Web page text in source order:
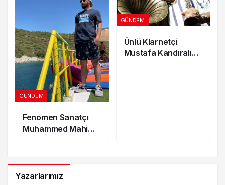
GÜNDEM
Fenomen Sanatçı
Muhammed Mahi
GÜNDEM
Ünlü Klarnetçi
Mustafa Kandıralı
Yazarlarımız